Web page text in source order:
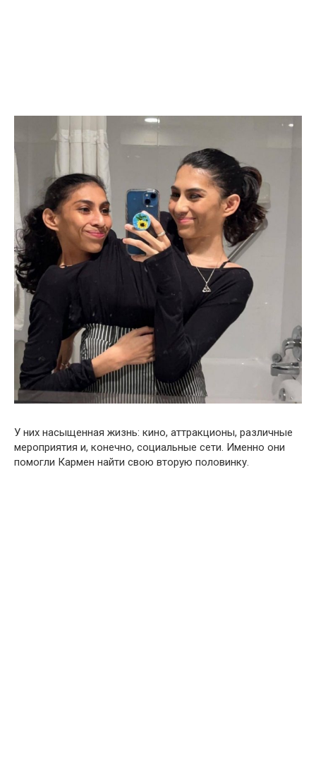
У них насыщенная жизнь: кино, аттракционы, различные
мероприятия и, конечно, социальные сети. Именно они
помогли Кармен найти свою вторую половинку.